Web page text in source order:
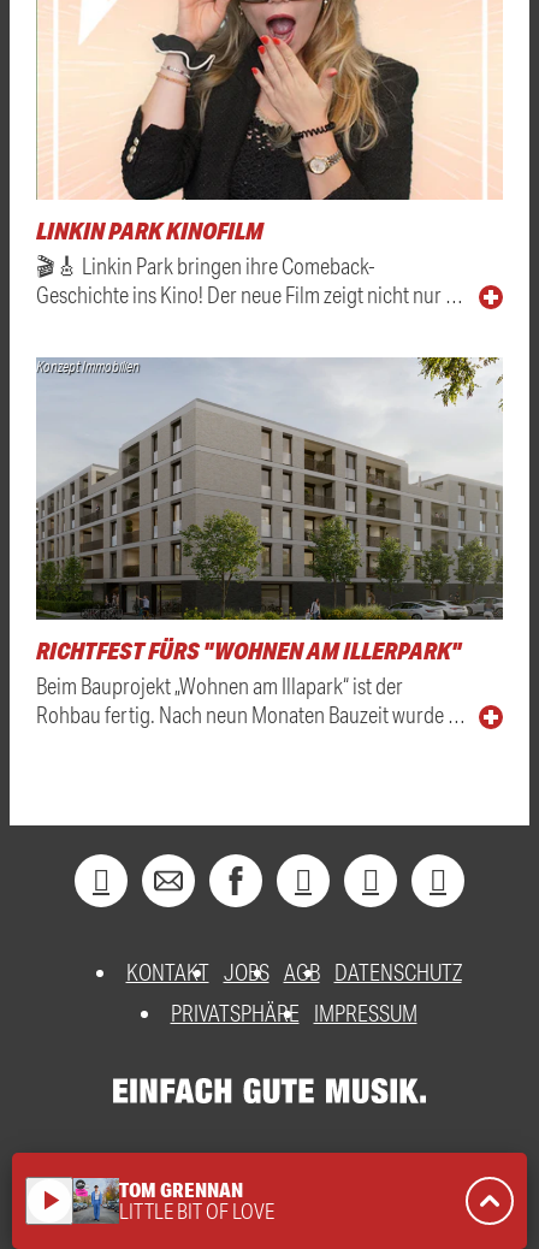
LINKIN PARK KINOFILM
🎬🎸 Linkin Park bringen ihre Comeback-
Geschichte ins Kino! Der neue Film zeigt nicht nur …
Konzept Immobilien
RICHTFEST FÜRS "WOHNEN AM ILLERPARK"
Beim Bauprojekt „Wohnen am Illapark“ ist der
Rohbau fertig. Nach neun Monaten Bauzeit wurde …
KONTAKT JOBS AGB DATENSCHUTZ
PRIVATSPHÄRE
IMPRESSUM
play_arrow TOM GRENNAN
LITTLE BIT OF LOVE